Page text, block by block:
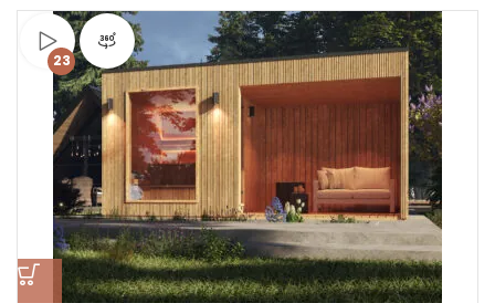
Obejrzyj wideo
23
Widok produktu 360°